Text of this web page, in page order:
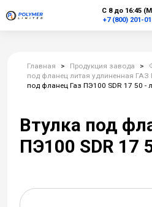
С 8 до 16:45
+7 (800) 201-
Главная > Продукция завода >
под фланец литая удлиненная ГАЗ
под фланец Газ ПЭ100 SDR 17 50 -
Втулка под
ПЭ100 SDR 17